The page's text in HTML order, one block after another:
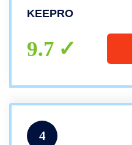
iPad Pro12.9(6/5/4/
KEEPRO
9.7
4